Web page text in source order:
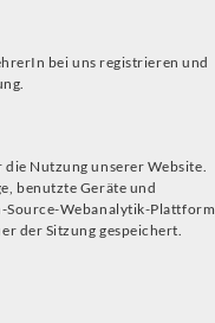
bei uns registrieren und
Nutzung unserer Website.
benutzte Geräte und
Source-Webanalytik-Plattform
der Sitzung gespeichert.